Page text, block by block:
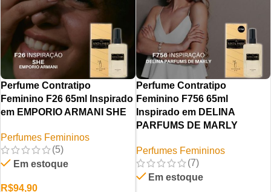
Perfume Contratipo
Feminino F26 65ml Inspirado
em EMPORIO ARMANI SHE
Perfumes Femininos
(5)
Em estoque
R$94,90
Perfume Contratipo
Feminino F756 65ml
Inspirado em DELINA
PARFUMS DE MARLY
Perfumes Femininos
(7)
Em estoque